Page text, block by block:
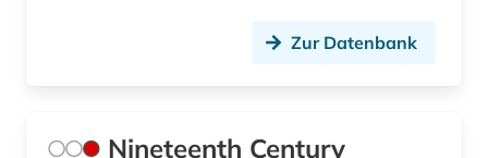
Zur Datenbank
Nineteenth Century